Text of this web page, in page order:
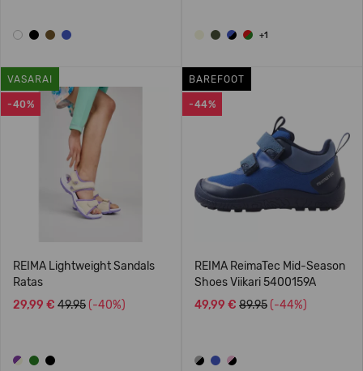
+1
-40%
VASARAI
REIMA Lightweight Sandals
Ratas
29,99 € 49.95 (-40%)
-44%
BAREFOOT
REIMA ReimaTec Mid-Season
Shoes Viikari 5400159A
49,99 € 89.95 (-44%)